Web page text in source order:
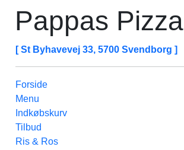
Pappas Pizza
[ St Byhavevej 33, 5700 Svendborg ]
Forside
Menu
Indkøbskurv
Tilbud
Ris & Ros